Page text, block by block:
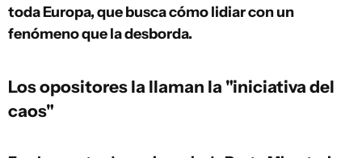
toda Europa, que busca cómo lidiar con un
fenómeno que la desborda.
Los opositores la llaman la "iniciativa del
caos"